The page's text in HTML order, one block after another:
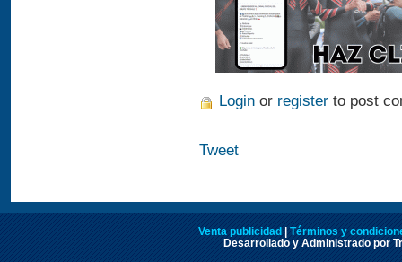
Login or register to post
Tweet
Venta publicidad | Términos y
Desarrollado y Administrado por